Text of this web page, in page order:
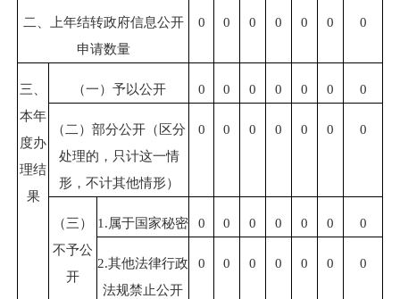
二、上年结转政府信息公开
申请数量
0 0 0 0 0 0 0
三、
本年
度办
理结
果
（一）予以公开 0 0 0 0 0 0 0
（二）部分公开（区分
处理的，只计这一情
形，不计其他情形）
0 0 0 0 0 0 0
（三）
不予公
开
1.属于国家秘密 0 0 0 0 0 0 0
2.其他法律行政
法规禁止公开
0 0 0 0 0 0 0